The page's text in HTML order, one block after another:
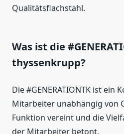
Qualitätsflachstahl.
Was ist die
thyssenkrupp?
Die #GENERATIONTK ist ein
Mitarbeiter unabhängig von
Funktion vereint und die
der Mitarbeiter betont.